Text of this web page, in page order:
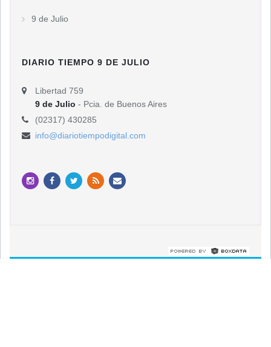
9 de Julio
DIARIO TIEMPO 9 DE JULIO
Libertad 759
9 de Julio - Pcia. de Buenos Aires
(02317) 430285
info@diariotiempodigital.com